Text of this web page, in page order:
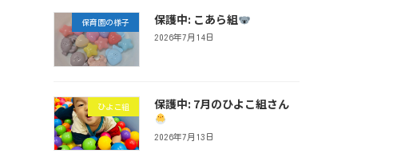
保育園の様子 保護中: こあら組
2026年7月14日
ひよこ組 保護中: 7月のひよこ組さん
2026年7月13日